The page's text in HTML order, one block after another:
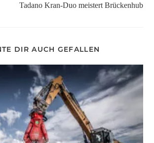
Tadano Kran-Duo meistert Brückenhub
DIR AUCH GEFALLEN